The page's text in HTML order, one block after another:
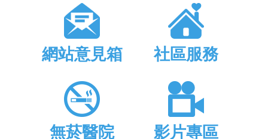
網站意見箱 社區服務
無菸醫院 影片專區